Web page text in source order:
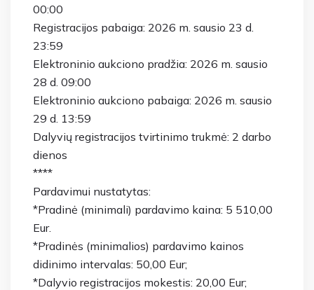
00:00
Registracijos pabaiga: 2026 m. sausio 23 d.
23:59
Elektroninio aukciono pradžia: 2026 m. sausio
28 d. 09:00
Elektroninio aukciono pabaiga: 2026 m. sausio
29 d. 13:59
Dalyvių registracijos tvirtinimo trukmė: 2 darbo
dienos
****
Pardavimui nustatytas:
*Pradinė (minimali) pardavimo kaina: 5 510,00
Eur.
*Pradinės (minimalios) pardavimo kainos
didinimo intervalas: 50,00 Eur;
*Dalyvio registracijos mokestis: 20,00 Eur;